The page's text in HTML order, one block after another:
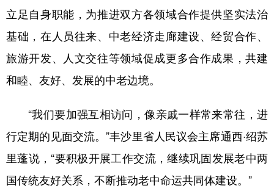
立足自身职能，为推进双方各领域合作提供坚实法治
基础，在人员往来、中老经济走廊建设、经贸合作、
旅游开发、人文交往等领域促成更多合作成果，共建
和睦、友好、发展的中老边境。
“我们要加强互相访问，像亲戚一样常来常往，进
行定期的见面交流。”丰沙里省人民议会主席通西·绍苏
里蓬说，“要积极开展工作交流，继续巩固发展老中两
国传统友好关系，不断推动老中命运共同体建设。”